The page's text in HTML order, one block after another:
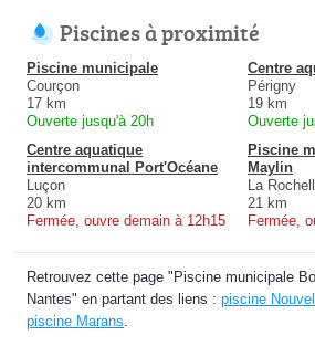
Piscines à proximité
Piscine municipale
Courçon
17 km
Ouverte jusqu'à 20h
Centre
Périgny
19 km
Ouverte
Centre aquatique
intercommunal Port'Océane
Luçon
20 km
Fermée, ouvre demain à 12h15
Piscine
Maylin
La
21 km
Fermée,
Retrouvez cette page "Piscine municipale
Nantes" en partant des liens : piscine
piscine Marans